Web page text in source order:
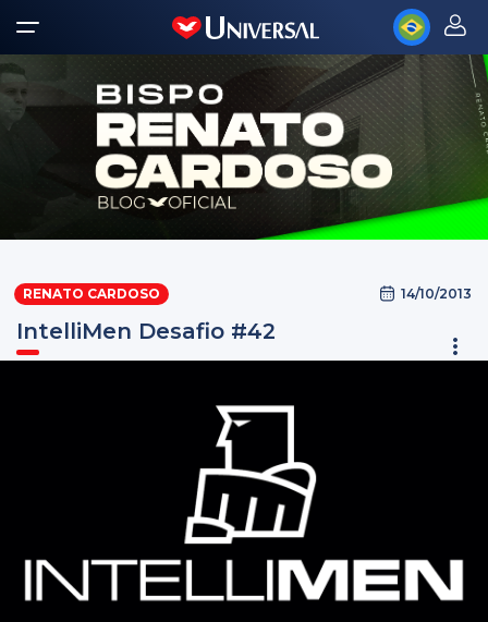
RENATO CARDOSO 14/10/2013
IntelliMen Desafio #42